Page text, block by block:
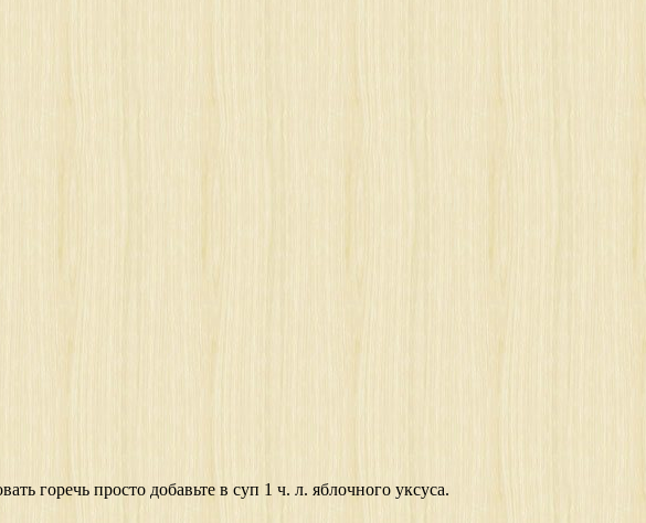
горечь просто добавьте в суп 1 ч. л. яблочного уксуса.